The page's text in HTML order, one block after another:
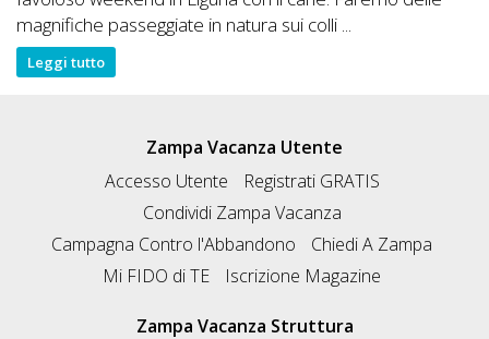
magnifiche passeggiate in natura sui colli ...
Leggi tutto
Zampa Vacanza Utente
Accesso Utente
Registrati GRATIS
Condividi Zampa Vacanza
Campagna Contro l'Abbandono
Chiedi A Zampa
Mi FIDO di TE
Iscrizione Magazine
Zampa Vacanza Struttura